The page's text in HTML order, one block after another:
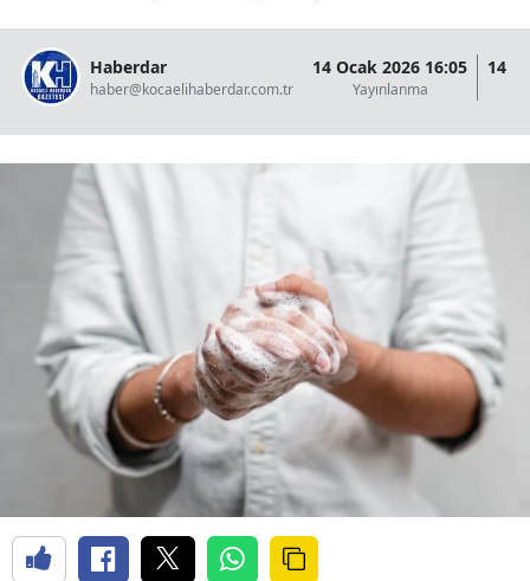
Haberdar
haber@kocaelihaberdar.com.tr
14 Ocak 2026 16:05
Yayınlanma
14